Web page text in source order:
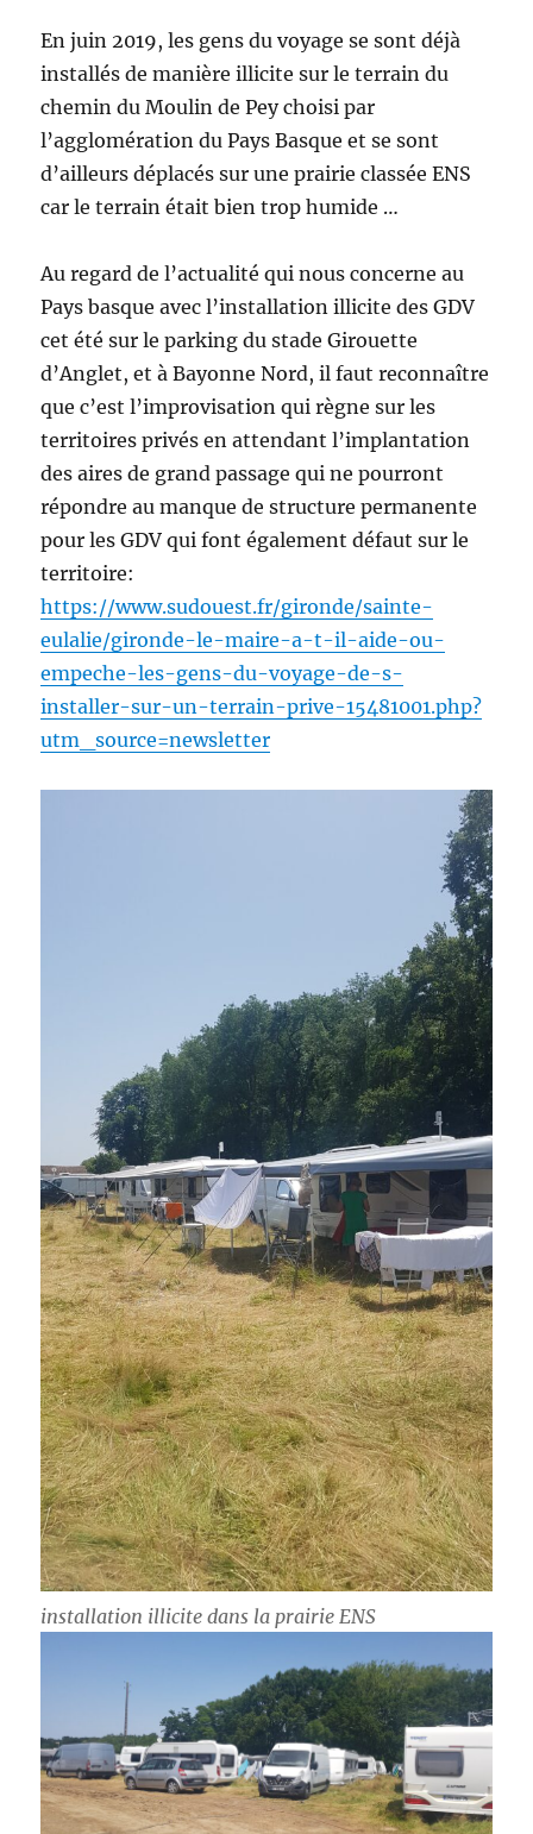
En juin 2019, les gens du voyage se sont déjà
installés de manière illicite sur le terrain du
chemin du Moulin de Pey choisi par
l’agglomération du Pays Basque et se sont
d’ailleurs déplacés sur une prairie classée ENS
car le terrain était bien trop humide …
Au regard de l’actualité qui nous concerne au
Pays basque avec l’installation illicite des GDV
cet été sur le parking du stade Girouette
d’Anglet, et à Bayonne Nord, il faut reconnaître
que c’est l’improvisation qui règne sur les
territoires privés en attendant l’implantation
des aires de grand passage qui ne pourront
répondre au manque de structure permanente
pour les GDV qui font également défaut sur le
territoire:
https://www.sudouest.fr/gironde/sainte-
eulalie/gironde-le-maire-a-t-il-aide-ou-
empeche-les-gens-du-voyage-de-s-
installer-sur-un-terrain-prive-15481001.php?
utm_source=newsletter
installation illicite dans la prairie ENS